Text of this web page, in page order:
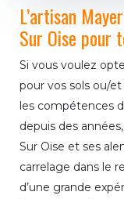
L’artisan
Sur Oise pour
Si vous voulez
pour vos sols ou/
les compétences
depuis des
Sur Oise et ses
carrelage dans le
d’une grande